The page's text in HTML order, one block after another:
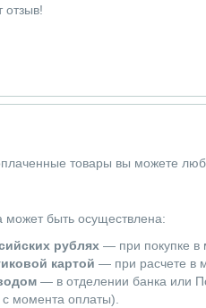
отзыв!
товары вы можете
может быть осуществлена:
рублях — при покупке в
картой — при расчете в
— в отделении банка или
момента оплаты).